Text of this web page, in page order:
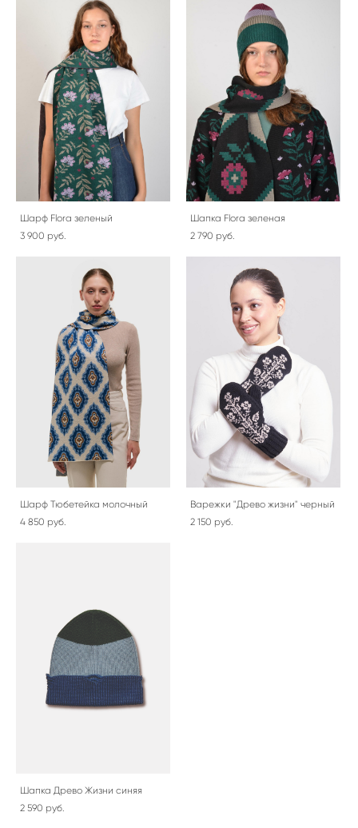
Шарф Flora зеленый
3 900 pуб.
Шапка Flora зеленая
2 790 pуб.
Шарф Тюбетейка молочный
4 850 pуб.
Варежки "Древо жизни" черный
2 150 pуб.
Шапка Древо Жизни синяя
2 590 pуб.